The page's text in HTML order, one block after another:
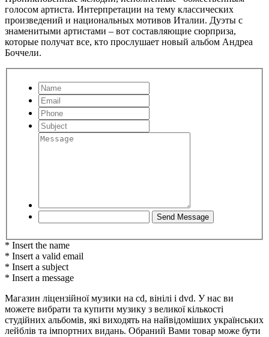
голосом артиста. Интерпретации на тему классических
произведений и национальных мотивов Италии. Дуэты с
знаменитыми артистами – вот составляющие сюрприза,
которые получат все, кто прослушает новый альбом Андреа
Боччели.
* Insert the name
* Insert a valid email
* Insert a subject
* Insert a message
Магазин ліцензійної музики на cd, вінілі і dvd. У нас ви
можете вибрати та купити музику з великої кількості
студійних альбомів, які виходять на найвідоміших українських
лейблів та імпортних видань. Обраний Вами товар може бути